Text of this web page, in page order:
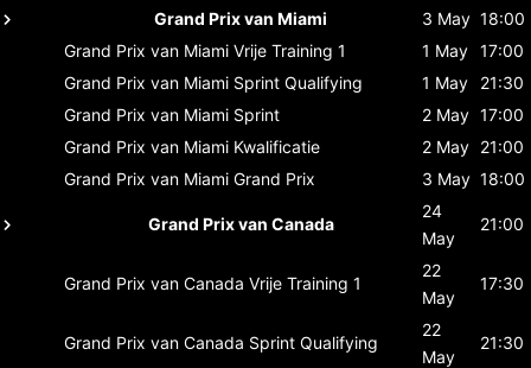
Grand Prix van Miami 3 May 18:00
Grand Prix van Miami Vrije Training 1 1 May 17:00
Grand Prix van Miami Sprint Qualifying 1 May
21:30
Grand Prix van Miami Sprint 2 May 17:00
Grand Prix van Miami Kwalificatie 2 May 21:00
Grand Prix van Miami Grand Prix 3 May 18:00
Grand Prix van Canada
24
May
21:00
Grand Prix van Canada Vrije Training 1
22
May
17:30
Grand Prix van Canada Sprint Qualifying
22
May
21:30